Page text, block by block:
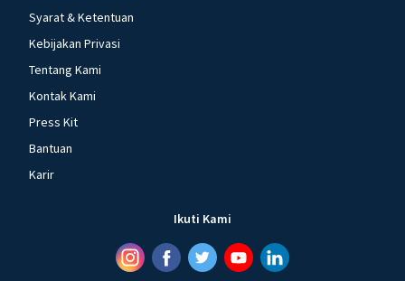
Syarat & Ketentuan
Kebijakan Privasi
Tentang Kami
Kontak Kami
Press Kit
Bantuan
Karir
Ikuti Kami